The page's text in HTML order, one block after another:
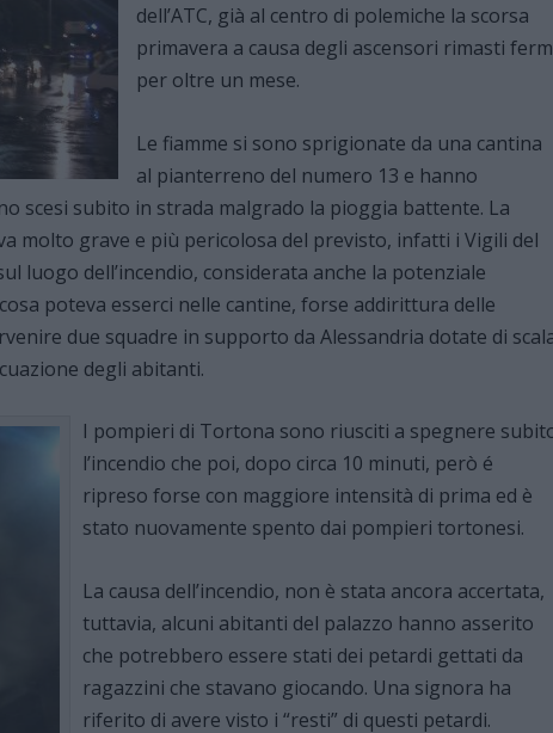
dell’ATC, già al centro di polemiche la scorsa
primavera a causa degli ascensori rimasti
per oltre un mese.
Le fiamme si sono sprigionate da una cantina
al pianterreno del numero 13 e hanno
scesi subito in strada malgrado la pioggia battente. La
molto grave e più pericolosa del previsto, infatti i Vigili del
luogo dell’incendio, considerata anche la potenziale
poteva esserci nelle cantine, forse addirittura delle
due squadre in supporto da Alessandria dotate di
degli abitanti.
I pompieri di Tortona sono riusciti a spegnere
l’incendio che poi, dopo circa 10 minuti, però é
ripreso forse con maggiore intensità di prima ed è
stato nuovamente spento dai pompieri tortonesi.
La causa dell’incendio, non è stata ancora accertata,
tuttavia, alcuni abitanti del palazzo hanno asserito
che potrebbero essere stati dei petardi gettati da
ragazzini che stavano giocando. Una signora ha
riferito di avere visto i “resti” di questi petardi.